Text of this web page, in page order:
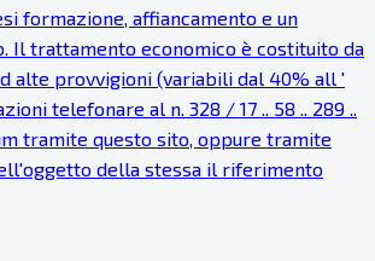
formazione, affiancamento e un
Il trattamento economico è costituito da
alte provvigioni (variabili dal 40% all '
telefonare al n. 328 / 17 .. 58 .. 289 ..
tramite questo sito, oppure tramite
della stessa il riferimento